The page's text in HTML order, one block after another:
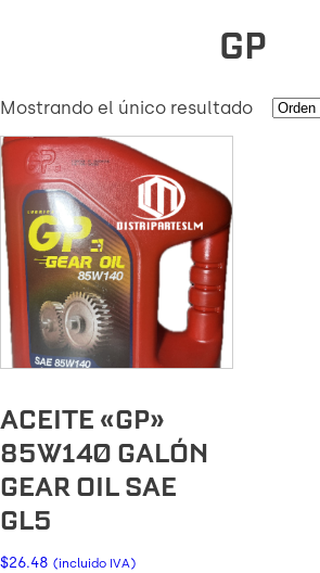
GP
Mostrando el único resultado
ACEITE «GP»
85W140 GALÓN
GEAR OIL SAE
GL5
$26.48 (incluido IVA)